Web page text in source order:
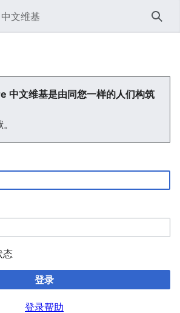
文维基 搜索
中文维基是由同您一样的人们构筑
态
登录
登录帮助